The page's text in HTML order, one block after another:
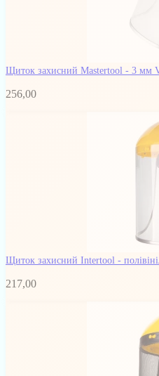
Щиток захисний Mastertool - 3 мм
256,00
Щиток захисний Intertool -
217,00